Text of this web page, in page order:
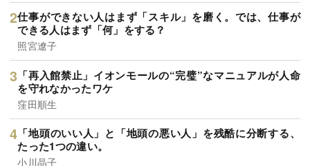
仕事ができない人はまず「スキル」を磨く。では、仕事が
できる人はまず「何」をする？
照宮遼子
「再入館禁止」イオンモールの“完璧”なマニュアルが人命
を守れなかったワケ
窪田順生
「地頭のいい人」と「地頭の悪い人」を残酷に分断する、
たった1つの違い。
小川晶子